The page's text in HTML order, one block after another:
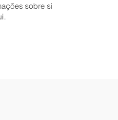
sobre si